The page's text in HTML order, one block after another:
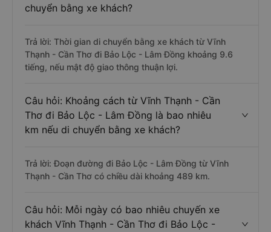
chuyển bằng xe khách?
Trả lời: Thời gian di chuyển bằng xe khách từ Vĩnh
Thạnh - Cần Thơ đi Bảo Lộc - Lâm Đồng khoảng 9.6
tiếng, nếu mật độ giao thông thuận lợi.
Câu hỏi: Khoảng cách từ Vĩnh Thạnh - Cần
Thơ đi Bảo Lộc - Lâm Đồng là bao nhiêu
km nếu di chuyển bằng xe khách?
Trả lời: Đoạn đường đi Bảo Lộc - Lâm Đồng từ Vĩnh
Thạnh - Cần Thơ có chiều dài khoảng 489 km.
Câu hỏi: Mỗi ngày có bao nhiêu chuyến xe
khách Vĩnh Thạnh - Cần Thơ đi Bảo Lộc -